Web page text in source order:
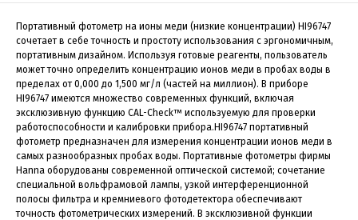
Портативный фотометр на ионы меди (низкие концентрации) HI96747
сочетает в себе точность и простоту использования с эргономичным,
портативным дизайном. Используя готовые реагенты, пользователь
может точно определить концентрацию ионов меди в пробах воды в
пределах от 0,000 до 1,500 мг/л (частей на миллион). В приборе
HI96747 имеются множество современных функций, включая
эксклюзивную функцию CAL-Check™ используемую для проверки
работоспособности и калибровки прибора.HI96747 портативный
фотометр предназначен для измерения концентрации ионов меди в
самых разнообразных пробах воды. Портативные фотометры фирмы
Hanna оборудованы современной оптической системой; сочетание
специальной вольфрамовой лампы, узкой интерференционной
полосы фильтра и кремниевого фотодетектора обеспечивают
точность фотометрических измерений. В эксклюзивной функции